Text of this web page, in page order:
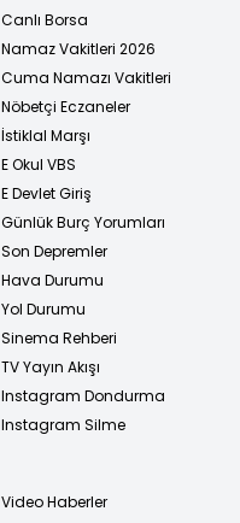
Canlı Borsa
Namaz Vakitleri 2026
Cuma Namazı Vakitleri
Nöbetçi Eczaneler
İstiklal Marşı
E Okul VBS
E Devlet Giriş
Günlük Burç Yorumları
Son Depremler
Hava Durumu
Yol Durumu
Sinema Rehberi
TV Yayın Akışı
Instagram Dondurma
Instagram Silme
Video Haberler